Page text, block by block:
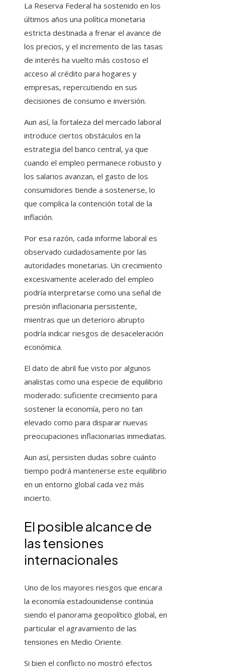
La Reserva Federal ha sostenido en los
últimos años una política monetaria
estricta destinada a frenar el avance de
los precios, y el incremento de las tasas
de interés ha vuelto más costoso el
acceso al crédito para hogares y
empresas, repercutiendo en sus
decisiones de consumo e inversión.
Aun así, la fortaleza del mercado laboral
introduce ciertos obstáculos en la
estrategia del banco central, ya que
cuando el empleo permanece robusto y
los salarios avanzan, el gasto de los
consumidores tiende a sostenerse, lo
que complica la contención total de la
inflación.
Por esa razón, cada informe laboral es
observado cuidadosamente por las
autoridades monetarias. Un crecimiento
excesivamente acelerado del empleo
podría interpretarse como una señal de
presión inflacionaria persistente,
mientras que un deterioro abrupto
podría indicar riesgos de desaceleración
económica.
El dato de abril fue visto por algunos
analistas como una especie de equilibrio
moderado: suficiente crecimiento para
sostener la economía, pero no tan
elevado como para disparar nuevas
preocupaciones inflacionarias inmediatas.
Aun así, persisten dudas sobre cuánto
tiempo podrá mantenerse este equilibrio
en un entorno global cada vez más
incierto.
El posible alcance de
las tensiones
internacionales
Uno de los mayores riesgos que encara
la economía estadounidense continúa
siendo el panorama geopolítico global, en
particular el agravamiento de las
tensiones en Medio Oriente.
Si bien el conflicto no mostró efectos